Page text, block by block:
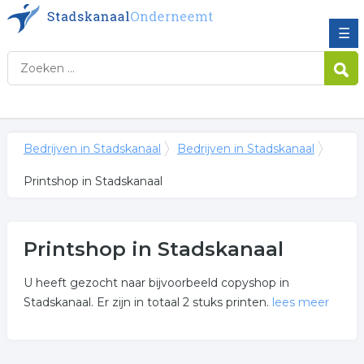
☰
Bedrijven in Stadskanaal Bedrijven in Stadskanaal
Printshop in Stadskanaal
Printshop in Stadskanaal
U heeft gezocht naar bijvoorbeeld copyshop in
Stadskanaal. Er zijn in totaal 2 stuks printen. lees meer